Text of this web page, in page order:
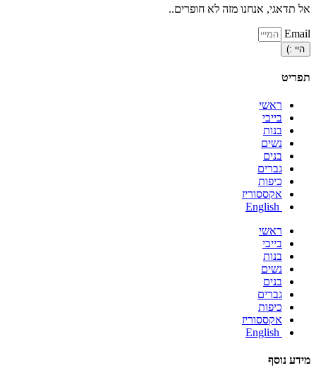
אל תדאגי, אנחנו מזה לא חופרים..
Email
היי :)
תפריט
ראשי
בייבי
בנות
נשים
בנים
גברים
כיפות
אקססוריז
English
ראשי
בייבי
בנות
נשים
בנים
גברים
כיפות
אקססוריז
English
מידע נוסף